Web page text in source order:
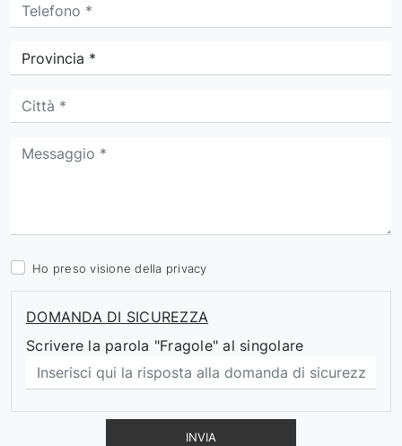
Ho preso visione della privacy
DOMANDA DI SICUREZZA
Scrivere la parola "Fragole" al singolare
INVIA